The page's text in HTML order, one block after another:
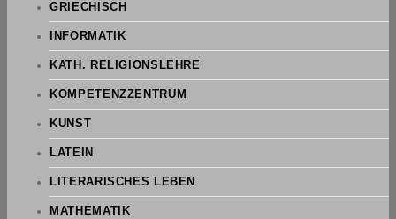
GRIECHISCH
INFORMATIK
KATH. RELIGIONSLEHRE
KOMPETENZZENTRUM
KUNST
LATEIN
LITERARISCHES LEBEN
MATHEMATIK